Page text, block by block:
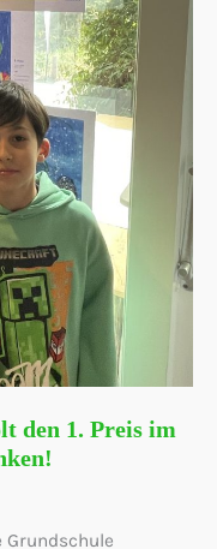
den 1. Preis im